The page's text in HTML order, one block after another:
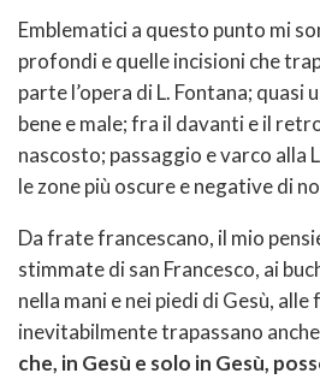
Emblematici a questo punto mi
profondi e quelle incisioni che
parte l’opera di L. Fontana; quasi
bene e male; fra il davanti e il
nascosto; passaggio e varco alla
le zone più oscure e negative di
Da frate francescano, il mio
stimmate di san Francesco, ai
nella mani e nei piedi di Gesù,
inevitabilmente trapassano
che, in Gesù e solo in Gesù,